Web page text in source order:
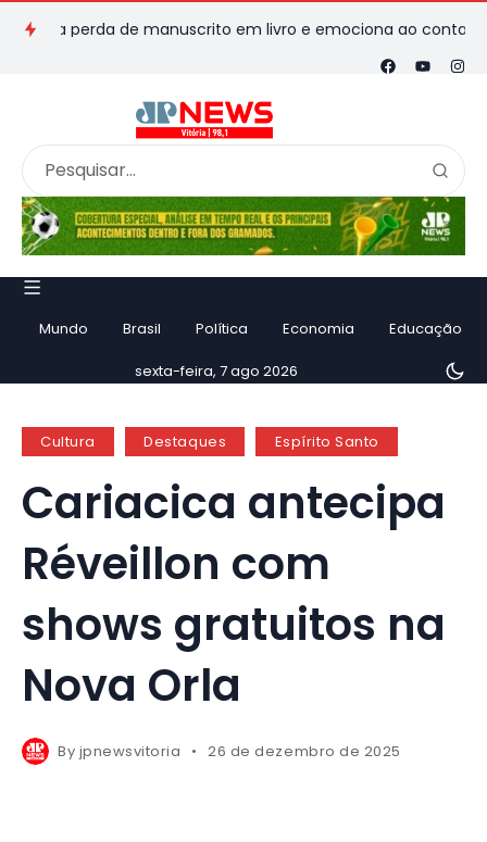
perda de manuscrito em livro e emociona ao contar história
Mundo Brasil Política Economia Educação
sexta-feira, 7 ago 2026
Cultura Destaques Espírito Santo
Cariacica antecipa
Réveillon com
shows gratuitos na
Nova Orla
By jpnewsvitoria 26 de dezembro de 2025